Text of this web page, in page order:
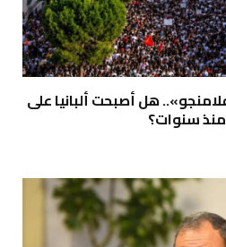
الفلامنجو».. هل أصبحت ألبانيا على
سنوات؟